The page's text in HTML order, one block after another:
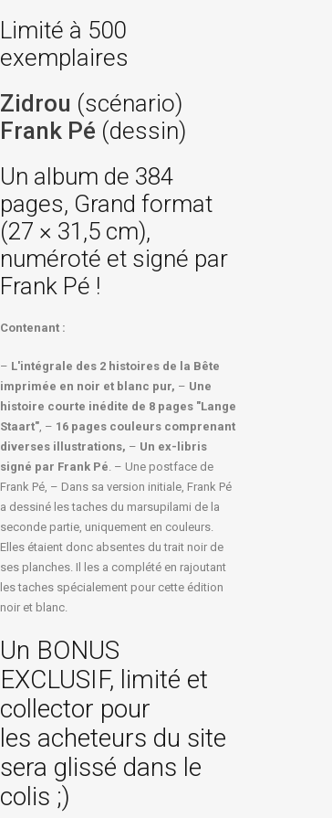
Limité à 500
exemplaires
Zidrou (scénario)
Frank Pé (dessin)
Un album de 384
pages, Grand format
(27 × 31,5 cm),
numéroté et signé par
Frank Pé !
Contenant :
– L'intégrale des 2 histoires de la Bête
imprimée en noir et blanc pur, – Une
histoire courte inédite de 8 pages "Lange
Staart", – 16 pages couleurs comprenant
diverses illustrations, – Un ex-libris
signé par Frank Pé. – Une postface de
Frank Pé, – Dans sa version initiale, Frank Pé
a dessiné les taches du marsupilami de la
seconde partie, uniquement en couleurs.
Elles étaient donc absentes du trait noir de
ses planches. Il les a complété en rajoutant
les taches spécialement pour cette édition
noir et blanc.
Un BONUS
EXCLUSIF, limité et
collector pour
les acheteurs du site
sera glissé dans le
colis ;)